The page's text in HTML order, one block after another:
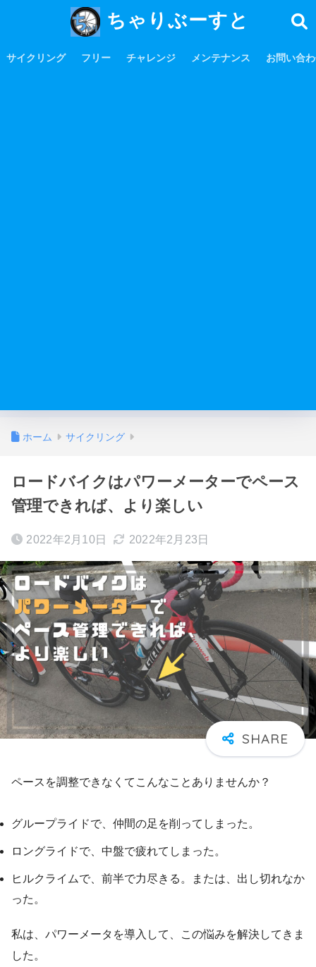
ちゃりぶーすと
サイクリング フリー チャレンジ メンテナンス お問い合
ホーム サイクリング
ロードバイクはパワーメーターでペース
管理できれば、より楽しい
2022年2月10日 2022年2月23日
ペースを調整できなくてこんなことありませんか？
グループライドで、仲間の足を削ってしまった。
ロングライドで、中盤で疲れてしまった。
ヒルクライムで、前半で力尽きる。または、出し切れなか
った。
私は、パワーメータを導入して、この悩みを解決してきま
した。